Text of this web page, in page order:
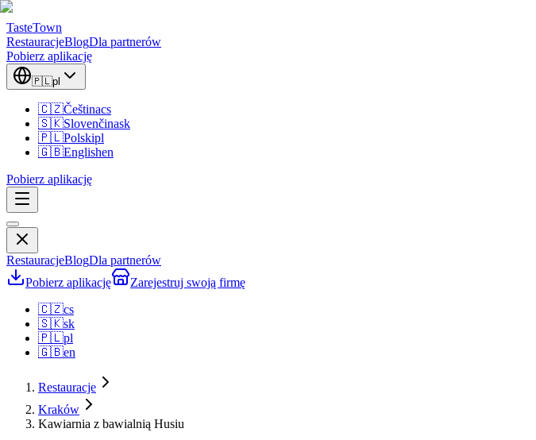
TasteTown
RestauracjeBlogDla partnerów
Pobierz aplikację
🇵🇱pl
🇨🇿Češtinacs
🇸🇰Slovenčinask
🇵🇱Polskipl
🇬🇧Englishen
Pobierz aplikację
RestauracjeBlogDla partnerów
Pobierz aplikację
Zarejestruj swoją firmę
🇨🇿cs
🇸🇰sk
🇵🇱pl
🇬🇧en
Restauracje
Kraków
Kawiarnia z bawialnią Husiu